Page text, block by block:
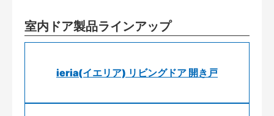
室内ドア製品ラインアップ
ieria(イエリア) リビングドア 開き戸